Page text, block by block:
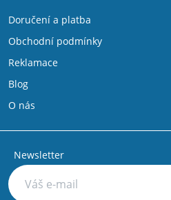
Doručení a platba
Obchodní podmínky
Reklamace
Blog
O nás
Newsletter